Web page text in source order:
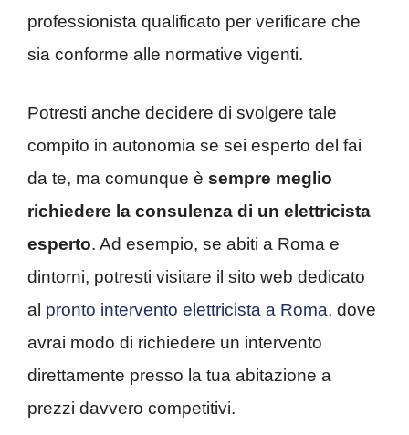
professionista qualificato per verificare che
sia conforme alle normative vigenti.
Potresti anche decidere di svolgere tale
compito in autonomia se sei esperto del fai
da te, ma comunque è sempre meglio
richiedere la consulenza di un elettricista
esperto. Ad esempio, se abiti a Roma e
dintorni, potresti visitare il sito web dedicato
al pronto intervento elettricista a Roma, dove
avrai modo di richiedere un intervento
direttamente presso la tua abitazione a
prezzi davvero competitivi.